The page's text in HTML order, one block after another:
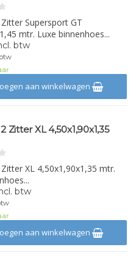
Supersport GT
mtr. Luxe binnenhoes...
btw
aan winkelwagen
Zitter XL 4,50x1,90x1,35
XL 4,50x1,90x1,35 mtr.
btw
aan winkelwagen